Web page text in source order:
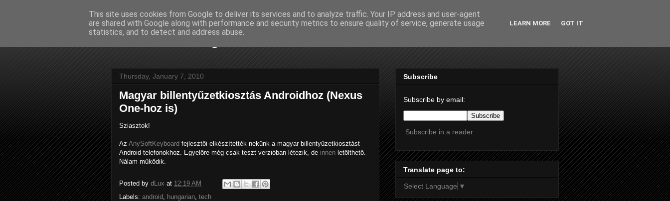
dLux's blog
Thursday, January 7, 2010
Magyar billentyűzetkiosztás Androidhoz (Nexus
One-hoz is)
Sziasztok!
Az AnySoftKeyboard fejlesztői elkészítették nekünk a magyar billentyűzetkiosztást
Android telefonokhoz. Egyelőre még csak teszt verzióban létezik, de innen letölthető.
Nálam működik.
Posted by dLux at 12:19 AM
Labels: android, hungarian, tech
Subscribe
Subscribe by email:
Subscribe in a reader
Translate page to:
Select Language ▼
This site uses cookies from Google to deliver its services and to analyze traffic. Your IP address and user-agent
are shared with Google along with performance and security metrics to ensure quality of service, generate usage
statistics, and to detect and address abuse.
LEARN MORE GOT IT